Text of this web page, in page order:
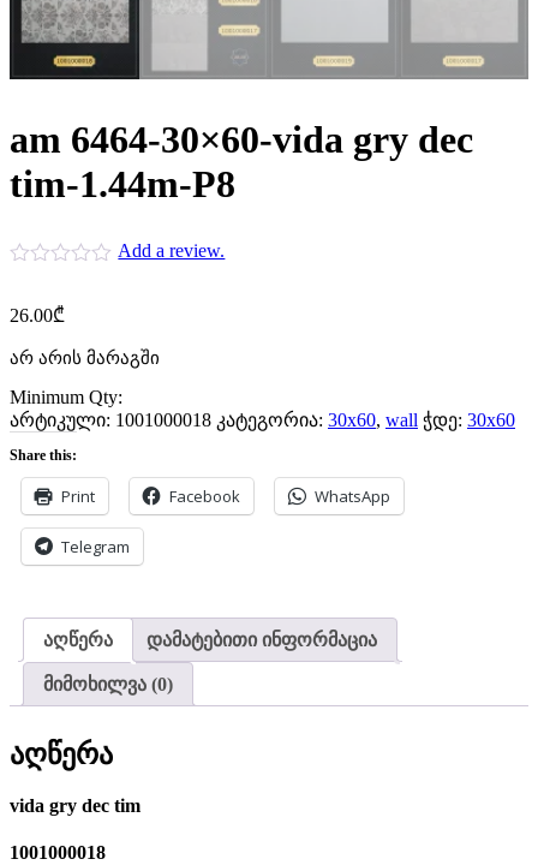
am 6464-30×60-vida gry dec
tim-1.44m-P8
Add a review.
26.00₾
არ არის მარაგში
Minimum Qty:
არტიკული: 1001000018 კატეგორია: 30x60, wall ჭდე: 30x60
Share this:
Print Facebook WhatsApp
Telegram
აღწერა დამატებითი ინფორმაცია
მიმოხილვა (0)
აღწერა
vida gry dec tim
1001000018